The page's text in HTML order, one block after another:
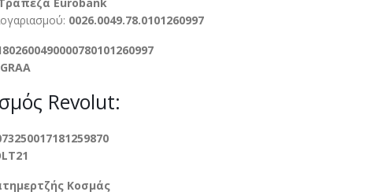
0026.0049.78.0101260997
Revolut:
Κοσμάς